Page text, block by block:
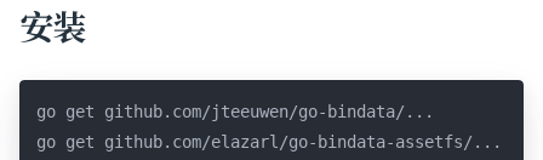
安装
go get github.com/jteeuwen/go-bindata/...
go get github.com/elazarl/go-bindata-assetfs/...